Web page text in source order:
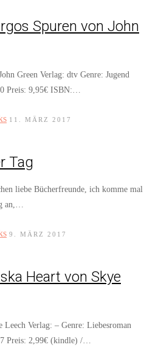
Spuren von John
Green Verlag: dtv Genre: Jugend
Preis: 9,95€ ISBN:…
11. MÄRZ 2017
Tag
liebe Bücherfreunde, ich komme mal
an,…
9. MÄRZ 2017
Heart von Skye
Verlag: – Genre: Liebesroman
Preis: 2,99€ (kindle) /…